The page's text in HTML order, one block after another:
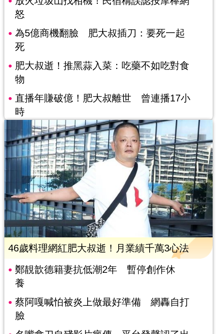
怒
為5億商機翻臉 肥大叔插刀：要死一起
死
肥大叔逝！推黑蒜入菜：吃藥不如吃對食
物
直播年賺破億！肥大叔離世 曾連播17小
時
46歲料理網紅肥大叔逝！月業績千萬3心法
鄭靚歆德籍妻抗低潮2年 暫停創作休
養
蔡阿嘎喊怕被炎上做最好準備 網轟自打
臉